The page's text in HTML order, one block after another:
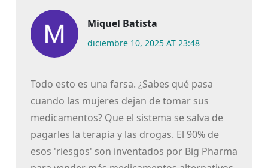
Miquel Batista
diciembre 10, 2025 AT 23:48
Todo esto es una farsa. ¿Sabes qué pasa
cuando las mujeres dejan de tomar sus
medicamentos? Que el sistema se salva de
pagarles la terapia y las drogas. El 90% de
esos 'riesgos' son inventados por Big Pharma